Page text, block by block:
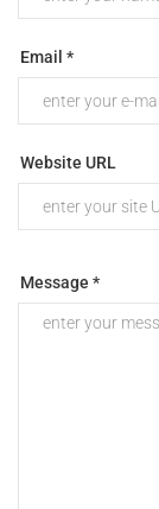
Email *
Website URL
Message *